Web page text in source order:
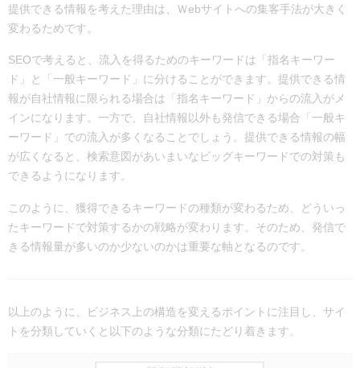
提供できる情報を考えた理由は、Ｗebサイトへの集客手法が大きく
変わるためです。
SEOで考えると、流入を得るためのキーワードは「指名キーワー
ド」と「一般キーワード」に分けることができます。提供できる情
報が自社情報に限られる場合は「指名キーワード」からの流入がメ
インになります。一方で、自社情報以外も発信できる場合「一般キ
ーワード」での流入が多くなることでしょう。提供できる情報の幅
が広くなると、検索意図があいまいなビッグキーワードでの対策も
できるようになります。
このように、獲得できるキーワードの種類が変わるため、どういっ
たキーワードで対策するかの戦略が変わります。そのため、発信で
きる情報量が多いのか少ないのかは重要な軸となるのです。
以上のように、ビジネス上の構造を変えるポイントに注目し、サイ
トを分類していくと以下のような分類にたどり着きます。